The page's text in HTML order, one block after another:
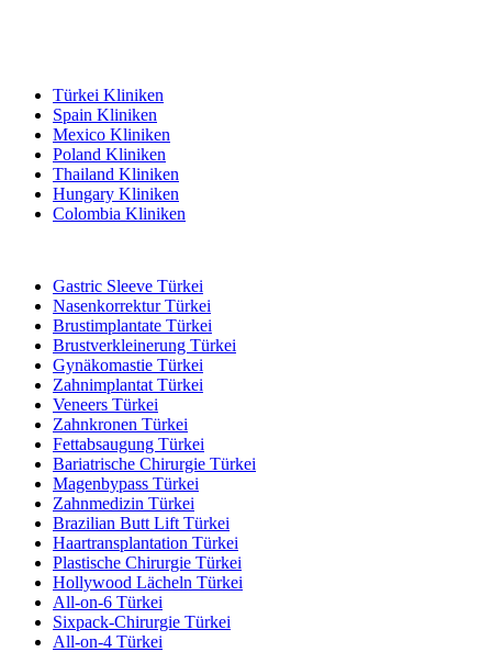
Türkei Kliniken
Spain Kliniken
Mexico Kliniken
Poland Kliniken
Thailand Kliniken
Hungary Kliniken
Colombia Kliniken
Gastric Sleeve Türkei
Nasenkorrektur Türkei
Brustimplantate Türkei
Brustverkleinerung Türkei
Gynäkomastie Türkei
Zahnimplantat Türkei
Veneers Türkei
Zahnkronen Türkei
Fettabsaugung Türkei
Bariatrische Chirurgie Türkei
Magenbypass Türkei
Zahnmedizin Türkei
Brazilian Butt Lift Türkei
Haartransplantation Türkei
Plastische Chirurgie Türkei
Hollywood Lächeln Türkei
All-on-6 Türkei
Sixpack-Chirurgie Türkei
All-on-4 Türkei